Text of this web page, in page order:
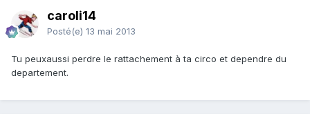
caroli14
Posté(e) 13 mai 2013
Tu peuxaussi perdre le rattachement à ta circo et dependre du
departement.